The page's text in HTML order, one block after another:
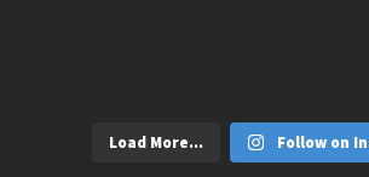
Load More... Follow on